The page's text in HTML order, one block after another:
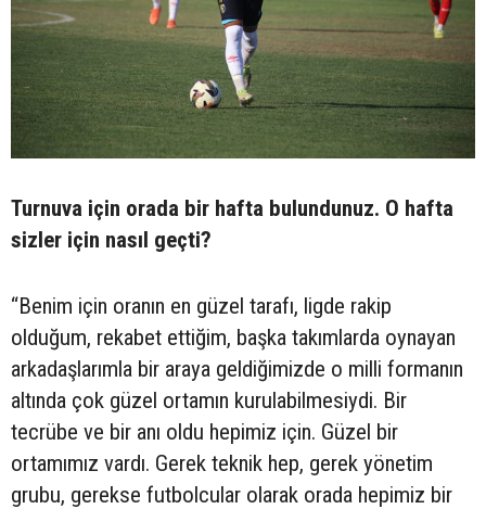
Turnuva için orada bir hafta bulundunuz. O hafta
sizler için nasıl geçti?
“Benim için oranın en güzel tarafı, ligde rakip
olduğum, rekabet ettiğim, başka takımlarda oynayan
arkadaşlarımla bir araya geldiğimizde o milli formanın
altında çok güzel ortamın kurulabilmesiydi. Bir
tecrübe ve bir anı oldu hepimiz için. Güzel bir
ortamımız vardı. Gerek teknik hep, gerek yönetim
grubu, gerekse futbolcular olarak orada hepimiz bir